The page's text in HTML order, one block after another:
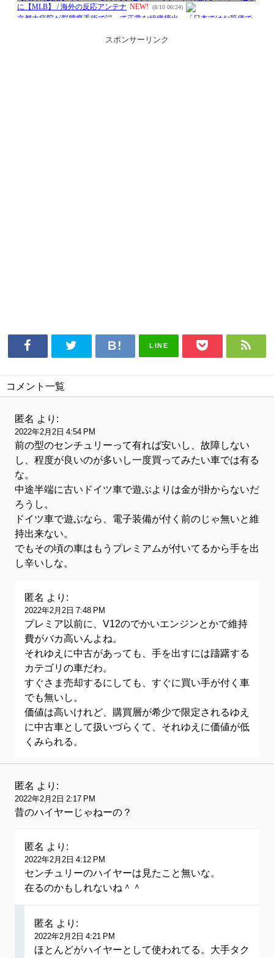
スポンサーリンク
LINE
コメント一覧
匿名 より:
2022年2月2日 4:54 PM
前の型のセンチュリーって有れば安いし、故障しない
し、程度が良いのが多いし一度買ってみたい車では有る
な。
中途半端に古いドイツ車で遊ぶよりは金が掛からないだ
ろうし。
ドイツ車で遊ぶなら、電子装備が付く前のじゃ無いと維
持出来ない。
でもその頃の車はもうプレミアムが付いてるから手を出
し辛いしな。
匿名 より:
2022年2月2日 7:48 PM
プレミア以前に、V12のでかいエンジンとかで維持
費がバカ高いんよね。
それゆえに中古があっても、手を出すには躊躇する
カテゴリの車だわ。
すぐさま売却するにしても、すぐに買い手が付く車
でも無いし。
価値は高いけれど、購買層が希少で限定されるゆえ
に中古車として扱いづらくて、それゆえに価値が低
くみられる。
匿名 より:
2022年2月2日 2:17 PM
昔のハイヤーじゃねーの？
匿名 より:
2022年2月2日 4:12 PM
センチュリーのハイヤーは見たこと無いな。
在るのかもしれないね＾＾
匿名 より:
2022年2月2日 4:21 PM
ほとんどがハイヤーとして使われてる。大手タク